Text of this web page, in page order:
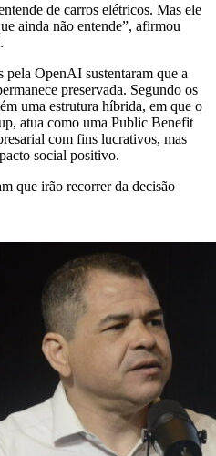
de carros elétricos. Mas ele
ainda não entende”, afirmou
pela OpenAI sustentaram que a
preservada. Segundo os
uma estrutura híbrida, em que o
atua como uma Public Benefit
com fins lucrativos, mas
social positivo.
que irão recorrer da decisão